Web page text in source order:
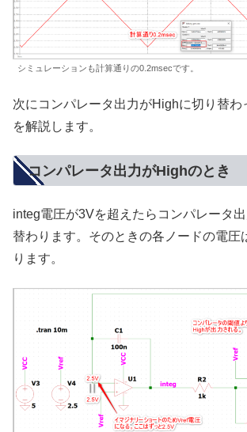
シミュレーションも計算通りの0.2msecです。
次にコンパレータ出力がHighに切り替わ
を解説します。
コンパレータ出力がHighのとき
integ電圧が3Vを超えたらコンパレータ
替わります。そのときの各ノードの電圧
ります。